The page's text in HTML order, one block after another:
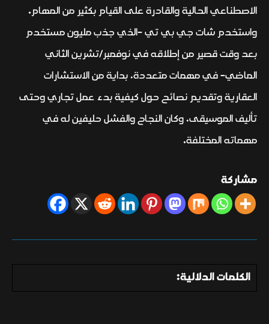
الاصطناعي الحالية والقادرة على القيام بكثير من المهام.
واستخدم شات جي بي تي -الذي جذب مليون مستخدم
بعد وقت قصير من إطلاقه في نوفمبر/تشرين الثاني
الماضي- في مهمات متعددة، بداية من الاستشارات
العقارية وتقديم نصائح حول كيفية بدء عمل تجاري وحتى
تأليف الموسيقى، وكان النجاح والفشل حليفين له في
مهماته المختلفة.
مشاركة
الكلمات الدلالية: